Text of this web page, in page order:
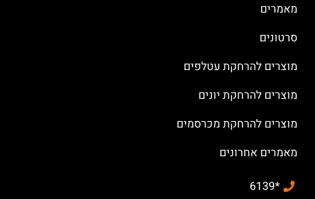
מאמרים
סרטונים
מוצרים להרחקת עטלפים
מוצרים להרחקת יונים
מוצרים להרחקת מכרסמים
מאמרים אחרונים
*6139